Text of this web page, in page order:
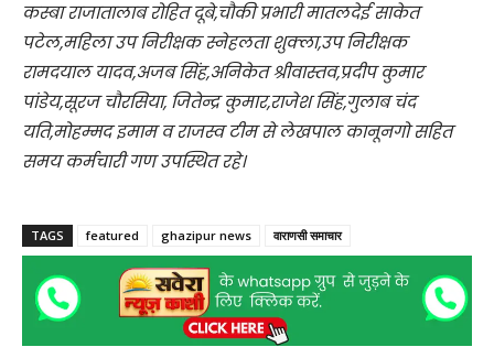
कस्बा राजातालाब रोहित दूबे,चौकी प्रभारी मातलदेई साकेत
पटेल,महिला उप निरीक्षक स्नेहलता शुक्ला,उप निरीक्षक
रामदयाल यादव,अजब सिंह,अनिकेत श्रीवास्तव,प्रदीप कुमार
पांडेय,सूरज चौरसिया, जितेन्द्र कुमार,राजेश सिंह,गुलाब चंद
यति,मोहम्मद इमाम व राजस्व टीम से लेखपाल कानूनगो सहित
समय कर्मचारी गण उपस्थित रहे।
TAGS featured ghazipur news वाराणसी समाचार